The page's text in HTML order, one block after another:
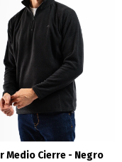
Medio Cierre - Negro